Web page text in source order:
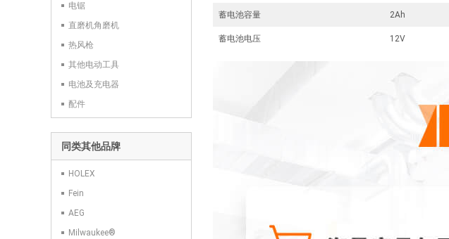
电锯
直磨机角磨机
热风枪
其他电动工具
电池及充电器
配件
同类其他品牌
HOLEX
Fein
AEG
Milwaukee®
蓄电池容量 2Ah
蓄电池电压 12V